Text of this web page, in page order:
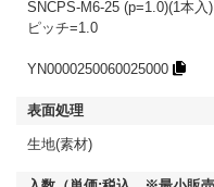
SNCPS-M6-25 (p=1.0)(1本入)
ピッチ=1.0
YN0000250060025000
生地(素材)